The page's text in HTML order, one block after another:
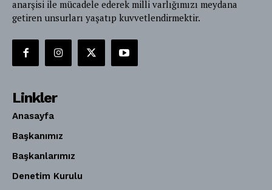
anarşisi ile mücadele ederek milli varlığımızı meydana
getiren unsurları yaşatıp kuvvetlendirmektir.
Linkler
Anasayfa
Başkanımız
Başkanlarımız
Denetim Kurulu